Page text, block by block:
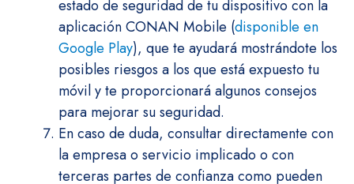
estado de seguridad de tu dispositivo con la
aplicación CONAN Mobile (disponible en
Google Play), que te ayudará mostrándote los
posibles riesgos a los que está expuesto tu
móvil y te proporcionará algunos consejos
para mejorar su seguridad.
En caso de duda, consultar directamente con
la empresa o servicio implicado o con
terceras partes de confianza como pueden